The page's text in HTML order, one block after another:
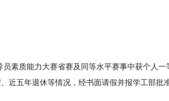
素质能力大赛省赛及同等水平赛事中获个人
近五年退休等情况，经书面请假并报学工部批